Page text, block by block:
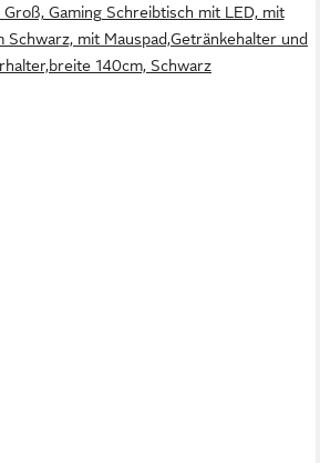
Groß, Gaming Schreibtisch mit LED, mit
Schwarz, mit Mauspad,Getränkehalter und
140cm, Schwarz